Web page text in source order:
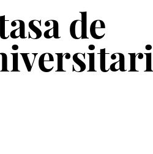
de